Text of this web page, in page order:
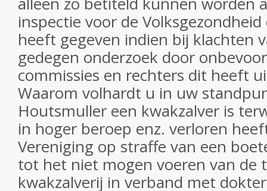
inspectie voor de
heeft gegeven indien bij klachten
gedegen onderzoek door
commissies en rechters dit heeft
Waarom volhardt u in uw
Houtsmuller een kwakzalver is
in hoger beroep enz. verloren
Vereniging op straffe van een
tot het niet mogen voeren van de
kwakzalverij in verband met